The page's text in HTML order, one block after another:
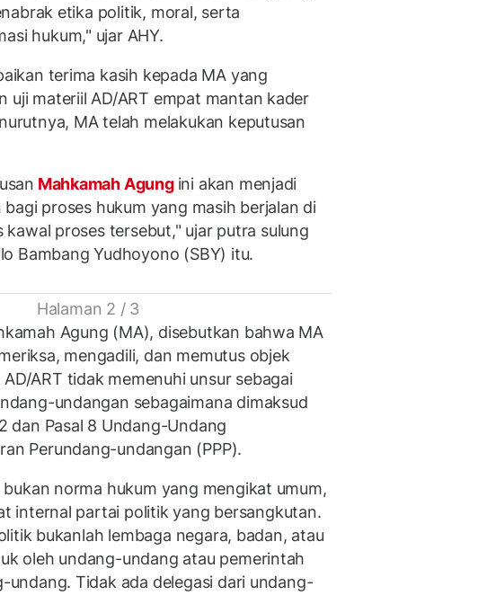
etika politik, moral, serta
hukum," ujar AHY.
terima kasih kepada MA yang
uji materiil AD/ART empat mantan kader
MA telah melakukan keputusan
Mahkamah Agung ini akan menjadi
proses hukum yang masih berjalan di
kawal proses tersebut," ujar putra sulung
Bambang Yudhoyono (SBY) itu.
Halaman 2 / 3
Agung (MA), disebutkan bahwa MA
mengadili, dan memutus objek
ART tidak memenuhi unsur sebagai
undangan sebagaimana dimaksud
dan Pasal 8 Undang-Undang
Perundang-undangan (PPP).
norma hukum yang mengikat umum,
internal partai politik yang bersangkutan.
bukanlah lembaga negara, badan, atau
oleh undang-undang atau pemerintah
undang. Tidak ada delegasi dari undang-